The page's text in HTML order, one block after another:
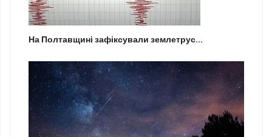
На Полтавщині зафіксували землетрус...